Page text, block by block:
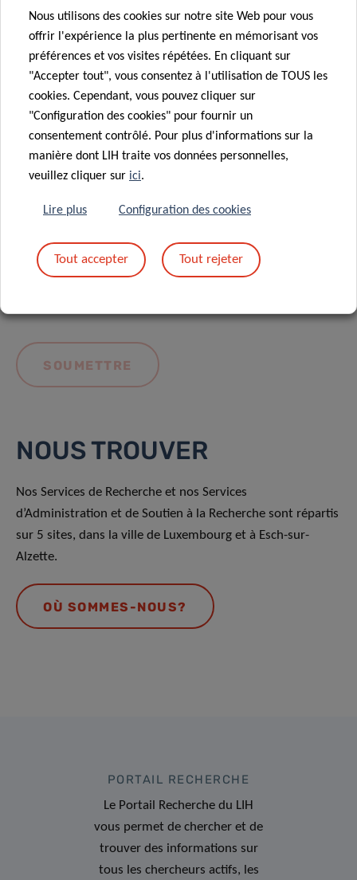
Message*
En envoyant votre message, vous acceptez
politique de confidentialité du LIH.
NOUS TROUVER
Nos Services de Recherche et nos Services
d’Administration et de Soutien à la Recherche sont répartis
sur 5 sites, dans la ville de Luxembourg et à Esch-sur-
Alzette.
OÙ SOMMES-NOUS?
PORTAIL RECHERCHE
Le Portail Recherche du LIH
vous permet de chercher et de
trouver des informations sur
tous les chercheurs actifs, les
Nous utilisons des cookies sur notre site Web pour vous
offrir l'expérience la plus pertinente en mémorisant vos
préférences et vos visites répétées. En cliquant sur
"Accepter tout", vous consentez à l'utilisation de TOUS les
cookies. Cependant, vous pouvez cliquer sur
"Configuration des cookies" pour fournir un
consentement contrôlé. Pour plus d'informations sur la
manière dont LIH traite vos données personnelles,
veuillez cliquer sur ici.
Lire plus Configuration des cookies
Tout accepter Tout rejeter